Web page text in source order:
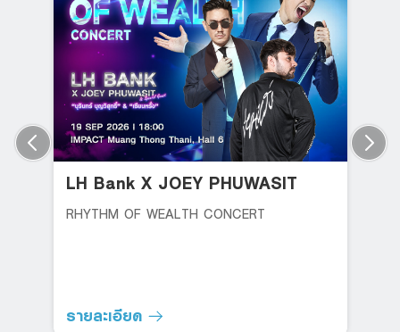
LH Bank X JOEY PHUWASIT
RHYTHM OF WEALTH CONCERT
รายละเอียด